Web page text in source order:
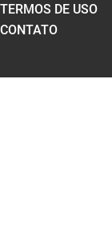
TERMOS DE USO
CONTATO